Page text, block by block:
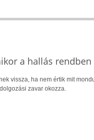
a hallás
vissza, ha nem értik mit
zavar okozza.